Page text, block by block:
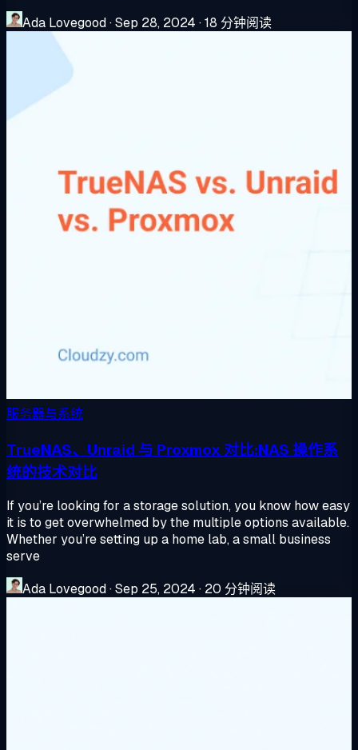
Ada Lovegood·Sep 28, 2024 ·18 分钟阅读
服务器与系统
TrueNAS、Unraid 与 Proxmox 对比:NAS 操作系
统的技术对比
If you’re looking for a storage solution, you know how easy
it is to get overwhelmed by the multiple options available.
Whether you’re setting up a home lab, a small business
serve
Ada Lovegood·Sep 25, 2024 · 20 分钟阅读